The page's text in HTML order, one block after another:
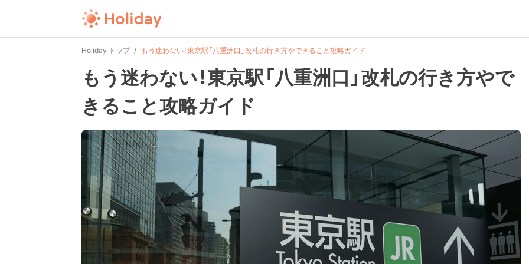
Holiday トップ もう迷わない！東京駅「八重洲口」改札の行き方やできること攻略ガイド
もう迷わない！東京駅「八重洲口」改札の行き方やで
きること攻略ガイド